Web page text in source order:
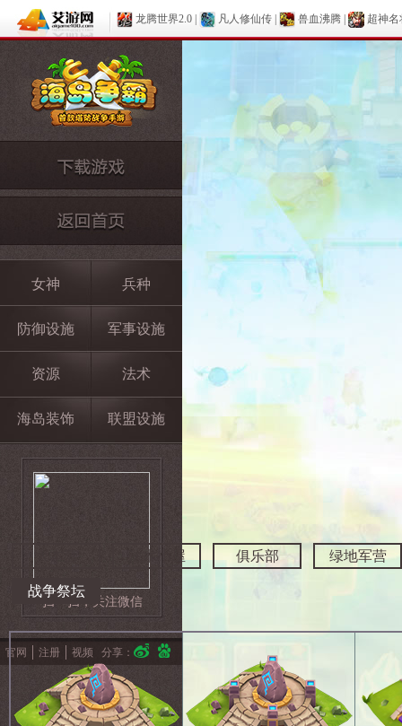
龙腾世界2.0 凡人修仙传 兽血沸腾 超神名
女神 兵种
防御设施 军事设施
资源 法术
海岛装饰 联盟设施
扫一扫，关注微信
官网 注册 视频 分享：
法术小屋 俱乐部 绿地军营
战争祭坛